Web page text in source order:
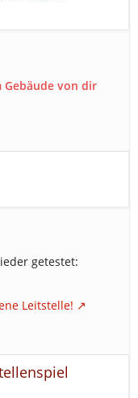
Gebäude von dir
getestet:
Leitstelle!